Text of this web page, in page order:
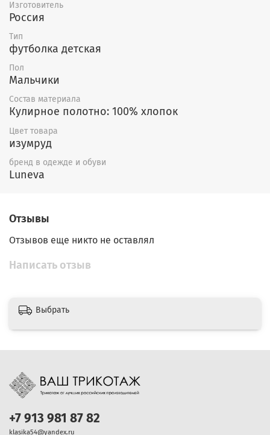
Изготовитель
Россия
Тип
футболка детская
Пол
Мальчики
Состав материала
Кулирное полотно: 100% хлопок
Цвет товара
изумруд
бренд в одежде и обуви
Luneva
Отзывы
Отзывов еще никто не оставлял
Написать отзыв
Выбрать
+7 913 981 87 82
klasika54@yandex.ru